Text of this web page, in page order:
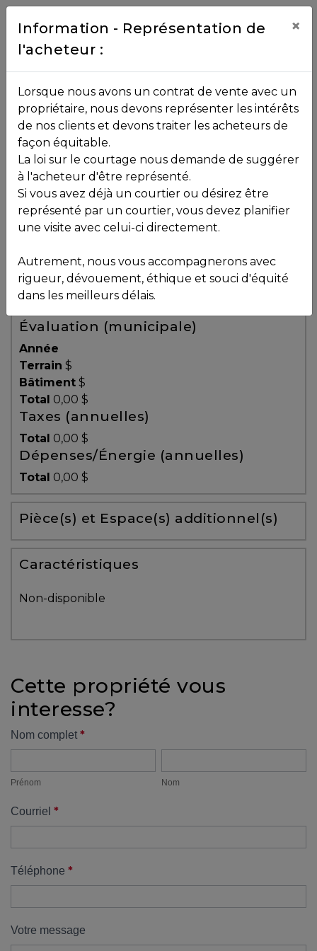
Contact
NOS
PROPRIÉTÉS
VOS
COURTIERS
Équipe
Partenaires
Témoignages
Blogue
ACHAT
Alerte
immobilière
Avec
un
courtier
vous
protégé!
outils
pour
financement
propriétaire
UNE
DÉCISION
!
de
démarrage
:
Toutes les propriétés
Vendu
, , ,
J0R 1K0
Voir plus de photos
Évaluation (municipale)
Année
Terrain $
Bâtiment $
Total 0,00 $
Taxes (annuelles)
Total 0,00 $
Dépenses/Énergie (annuelles)
Total 0,00 $
Pièce(s) et Espace(s) additionnel(s)
Caractéristiques
Non-disponible
Cette propriété vous
interesse?
Formulaire
Nom complet *
Prénom Nom
Courriel *
Téléphone *
Votre message
Information - Représentation de
l'acheteur :
×
Lorsque nous avons un contrat de vente avec un
propriétaire, nous devons représenter les intérêts
de nos clients et devons traiter les acheteurs de
façon équitable.
La loi sur le courtage nous demande de suggérer
à l'acheteur d'être représenté.
Si vous avez déjà un courtier ou désirez être
représenté par un courtier, vous devez planifier
une visite avec celui-ci directement.
Autrement, nous vous accompagnerons avec
rigueur, dévouement, éthique et souci d'équité
dans les meilleurs délais.